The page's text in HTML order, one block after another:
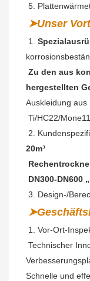
5.
➤Unser
1.
Zu den aus
hergestellten
Auskleidung aus
Ti/HC22/Mone11
2.
20m³
DN300-DN600
3. Design-/
1. Vor-Ort-
Technischer
Schnelle und